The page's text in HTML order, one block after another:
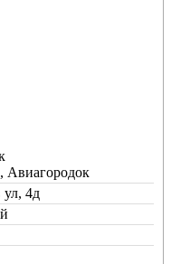
Авиагородок
ул, 4д